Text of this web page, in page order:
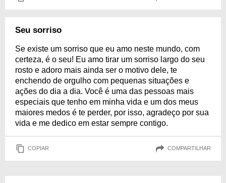
Seu sorriso
Se existe um sorriso que eu amo neste mundo, com
certeza, é o seu! Eu amo tirar um sorriso largo do seu
rosto e adoro mais ainda ser o motivo dele, te
enchendo de orgulho com pequenas situações e
ações do dia a dia. Você é uma das pessoas mais
especiais que tenho em minha vida e um dos meus
maiores medos é te perder, por isso, agradeço por sua
vida e me dedico em estar sempre contigo.
COPIAR COMPARTILHAR